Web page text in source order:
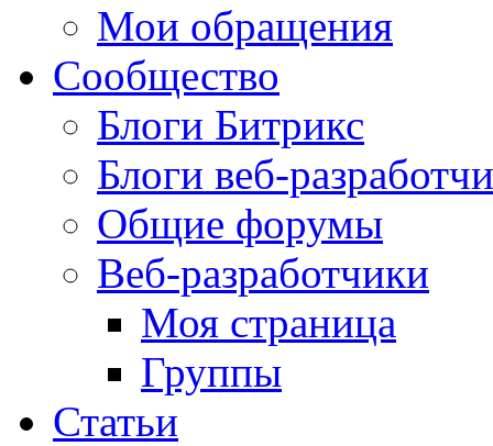
Мои обращения
Сообщество
Блоги Битрикс
Блоги веб-
Общие форумы
Веб-разработчики
Моя страница
Группы
Статьи